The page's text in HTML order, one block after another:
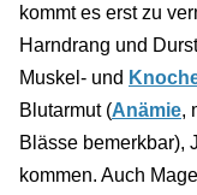
kommt es erst zu
Harndrang und
Muskel- und
Blutarmut (Anämie,
Blässe bemerkbar),
kommen. Auch